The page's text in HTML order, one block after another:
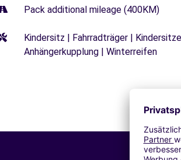
Pack additional mileage (400KM)
Kindersitz | Fahrradträger |
Anhängerkupplung | Winterreifen